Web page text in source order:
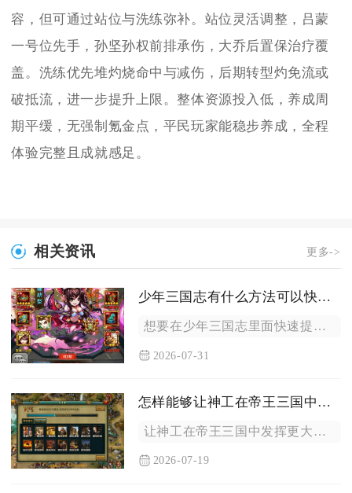
容，但可通过站位与洗练弥补。站位灵活调整，吕蒙
一号位先手，孙坚孙权前排承伤，大乔后置保治疗覆
盖。洗练优先堆灼烧命中与减伤，后期转型灼免流或
破抵流，进一步提升上限。整体资源投入低，养成周
期平缓，无强制氪金点，平民玩家能稳步养成，全程
体验完整且成就感足。
相关资讯 更多->
少年三国志有什么方法可以快速提升等级
想要在少年三国志里面快速提升等级，核心手段就是合理消耗体力扫...
2026-07-31
怎样能够让神工在帝王三国中发挥更大的作用
让神工在帝王三国中发挥更大作用，核心在于优先激活神工称号、搭...
2026-07-19